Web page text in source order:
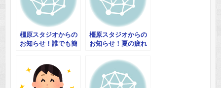
橿原スタジオからの
お知らせ！誰でも簡
橿原スタジオからの
お知らせ！夏の疲れ
ら元気になるＹＯＧ
Ａ g他